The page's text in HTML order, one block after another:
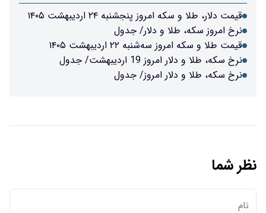
قیمت دلار، طلا و سکه امروز پنجشنبه ۲۴ اردیبهشت ۱۴۰۵
نرخ امروز سکه، طلا و دلار/ جدول
قیمت طلا و سکه امروز سه‌شنبه ۲۲ اردیبهشت ۱۴۰۵
نرخ سکه، طلا و دلار امروز 19 اردیبهشت/ جدول
نرخ سکه، طلا و دلار امروز/ جدول
نظر شما